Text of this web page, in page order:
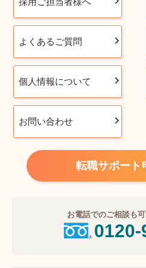
よくあるご質問
個人情報について
お問い合わせ
転職サポート
お電話でのご相談も
0120-